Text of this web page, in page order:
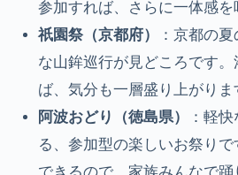
参加すれば、さらに一体感を
祇園祭（京都府）
：京都の
な山鉾巡行が見どころです
ば、気分も一層盛り上がりま
阿波おどり（徳島県）
：軽
る、参加型の楽しいお祭り